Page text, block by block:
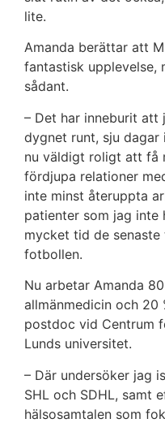
lite.
Amanda berättar att
fantastisk upplevelse,
sådant.
– Det har inneburit att
dygnet runt, sju
nu väldigt roligt att få
fördjupa relationer
inte minst återuppta
patienter som jag inte
mycket tid de
fotbollen.
Nu arbetar Amanda
allmänmedicin och 20
postdoc vid Centrum
Lunds universitet.
– Där undersöker jag
SHL och SDHL, samt
hälsosamtalen som